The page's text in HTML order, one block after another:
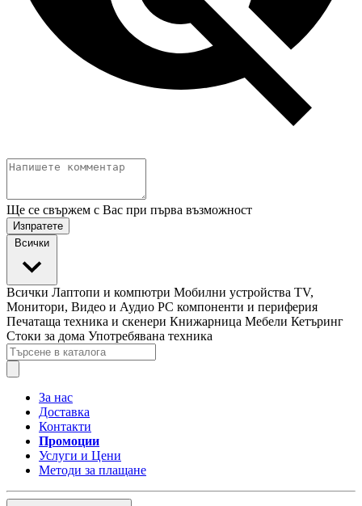
Ще се свържем с Вас при първа възможност
Изпратете
Всички
Всички Лаптопи и компютри Мобилни устройства TV,
Монитори, Видео и Аудио PC компоненти и периферия
Печатаща техника и скенери Книжарница Мебели Кетъринг
Стоки за дома Употребявана техника
За нас
Доставка
Контакти
Промоции
Услуги и Цени
Методи за плащане